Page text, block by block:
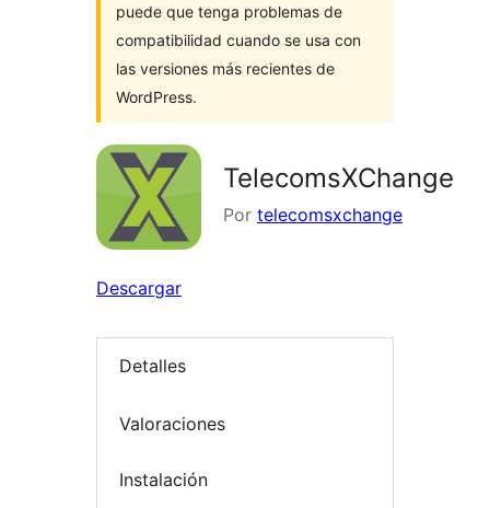
puede que tenga problemas de
compatibilidad cuando se usa con
las versiones más recientes de
WordPress.
TelecomsXChange
Por telecomsxchange
Descargar
Detalles
Valoraciones
Instalación